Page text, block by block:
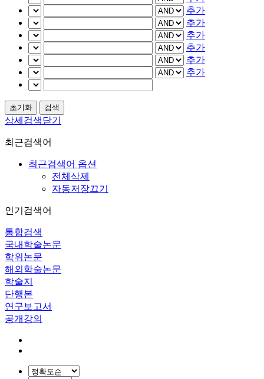
추가
추가
추가
추가
추가
추가
상세검색닫기
최근검색어
최근검색어 옵션
전체삭제
자동저장끄기
인기검색어
통합검색
국내학술논문
학위논문
해외학술논문
학술지
단행본
연구보고서
공개강의